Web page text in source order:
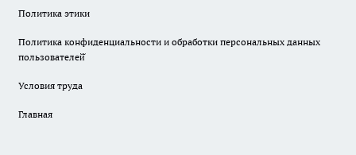
Политика этики
Политика конфиденциальности и обработки персональных данных
пользователей̆
Условия труда
Главная